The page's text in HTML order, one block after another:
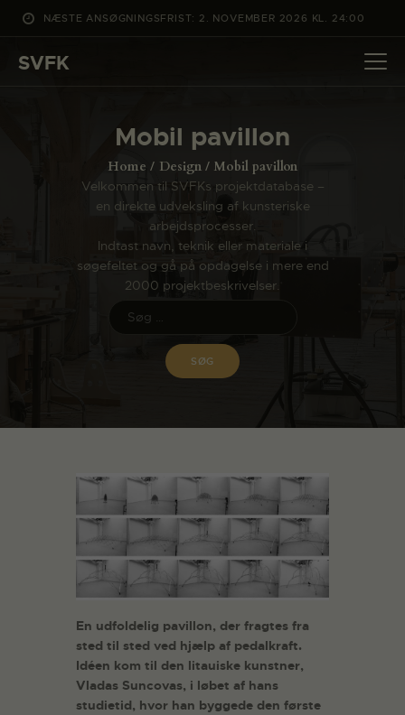
NÆSTE ANSØGNINGSFRIST: 2. NOVEMBER 2026 KL. 24:00
SVFK
Mobil pavillon
Home Design Mobil pavillon
Velkommen til SVFKs projektdatabase –
en direkte udveksling af kunsteriske
arbejdsprocesser.
Indtast navn, teknik eller materiale i
søgefeltet og gå på opdagelse i mere end
2000 projektbeskrivelser.
DET SKER
CHANNEL
ANSØG
OM SVFK
ENGLISH
En udfoldelig pavillon, der fragtes fra
sted til sted ved hjælp af pedalkraft.
Idéen kom til den litauiske kunstner,
Vladas Suncovas, i løbet af hans
studietid, hvor han byggede den første